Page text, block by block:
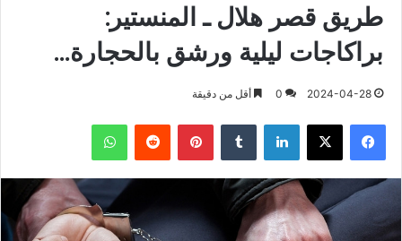
طريق قصر هلال ـ المنستير:
براكاجات ليلية ورشق بالحجارة…
2024-04-28
0 أقل من دقيقة
فيسبوك X لينكدإن بينتيريست واتساب